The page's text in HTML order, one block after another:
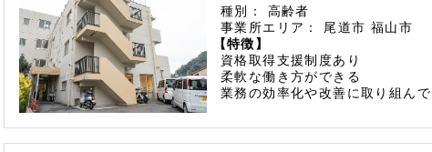
種別：
高齢者
事業所エリア：
尾道市 福山市
【特徴】
資格取得支援制度あり
柔軟な働き方ができる
業務の効率化や改善に取り組ん